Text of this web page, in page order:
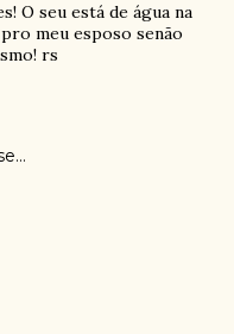
O seu está de água na
meu esposo senão
rs